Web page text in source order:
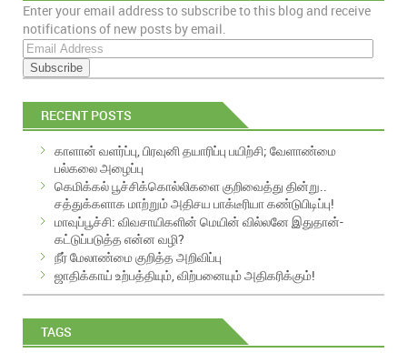
EMAIL
Enter your email address to subscribe to this blog and receive
notifications of new posts by email.
E
m
a
i
RECENT POSTS
காளான் வளர்ப்பு, பிரவுனி தயாரிப்பு பயிற்சி; வேளாண்மை
பல்கலை அழைப்பு
கெமிக்கல் பூச்சிக்கொல்லிகளை குறிவைத்து தின்று..
சத்துக்களாக மாற்றும் அதிசய பாக்டீரியா கண்டுபிடிப்பு!
மாவுப்பூச்சி: விவசாயிகளின் மெயின் வில்லனே இதுதான்-
கட்டுப்படுத்த என்ன வழி?
நீர் மேலாண்மை குறித்த அறிவிப்பு
ஜாதிக்காய் உற்பத்தியும், விற்பனையும் அதிகரிக்கும்!
TAGS